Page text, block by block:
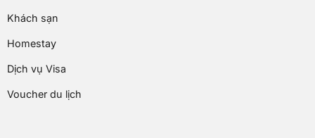
Khách sạn
Homestay
Dịch vụ Visa
Voucher du lịch